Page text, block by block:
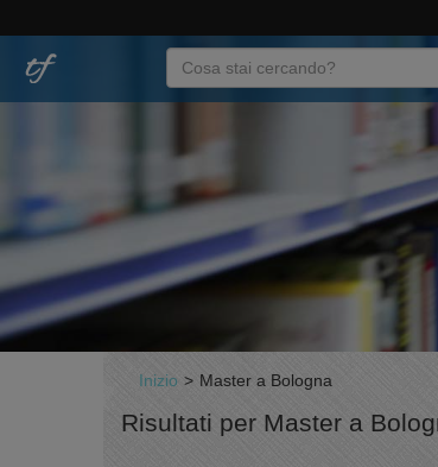
Inizio > Master a Bologna
Risultati per Master a